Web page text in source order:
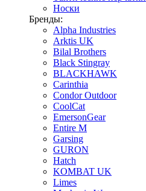
Носки
Бренды:
Alpha Industries
Arktis UK
Bilal Brothers
Black Stingray
BLACKHAWK
Carinthia
Condor Outdoor
CoolCat
EmersonGear
Entire M
Garsing
GURON
Hatch
KOMBAT UK
Limes